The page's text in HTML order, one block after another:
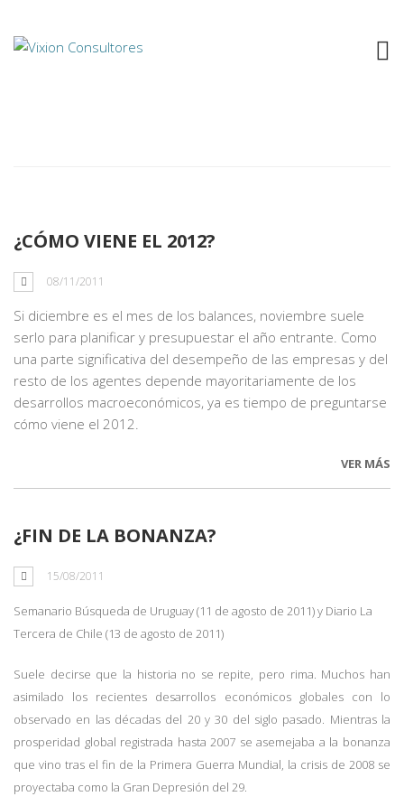
¿CÓMO VIENE EL 2012?
08/11/2011
Si diciembre es el mes de los balances, noviembre suele
serlo para planificar y presupuestar el año entrante. Como
una parte significativa del desempeño de las empresas y del
resto de los agentes depende mayoritariamente de los
desarrollos macroeconómicos, ya es tiempo de preguntarse
cómo viene el 2012.
VER MÁS
¿FIN DE LA BONANZA?
15/08/2011
Semanario Búsqueda de Uruguay (11 de agosto de 2011) y Diario La
Tercera de Chile (13 de agosto de 2011)
Suele decirse que la historia no se repite, pero rima. Muchos han
asimilado los recientes desarrollos económicos globales con lo
observado en las décadas del 20 y 30 del siglo pasado. Mientras la
prosperidad global registrada hasta 2007 se asemejaba a la bonanza
que vino tras el fin de la Primera Guerra Mundial, la crisis de 2008 se
proyectaba como la Gran Depresión del 29.